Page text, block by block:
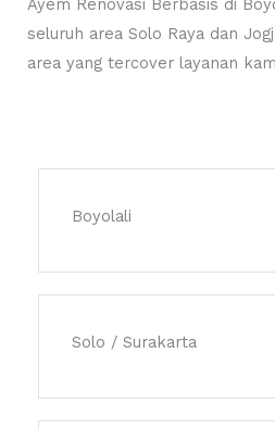
Ayem Renovasi Berbasis di
seluruh area Solo Raya dan
area yang tercover layanan
Boyolali
Solo / Surakarta